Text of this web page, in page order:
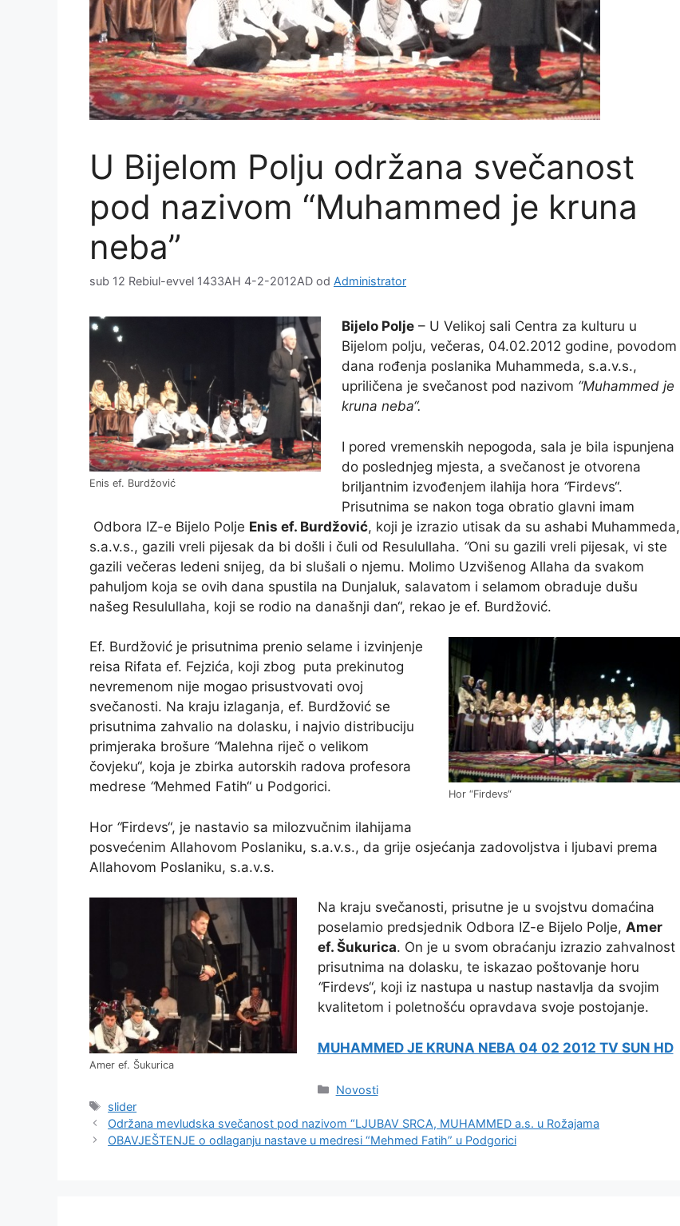
U Bijelom Polju održana svečanost
pod nazivom “Muhammed je kruna
neba”
sub 12 Rebiul-evvel 1433AH 4-2-2012AD od Administrator
Enis ef. Burdžović
Bijelo Polje– U Velikoj sali Centra za kulturu u
Bijelom polju, večeras, 04.02.2012 godine, povodom
dana rođenja poslanika Muhammeda, s.a.v.s.,
upriličena je svečanost pod nazivom “Muhammed je
kruna neba“.
I pored vremenskih nepogoda, sala je bila ispunjena
do poslednjeg mjesta, a svečanost je otvorena
briljantnim izvođenjem ilahija hora “Firdevs“.
Prisutnima se nakon toga obratio glavni imam
Odbora IZ-e Bijelo Polje Enis ef. Burdžović, koji je izrazio utisak da su ashabi Muhammeda,
s.a.v.s., gazili vreli pijesak da bi došli i čuli od Resulullaha. “Oni su gazili vreli pijesak, vi ste
gazili večeras ledeni snijeg, da bi slušali o njemu. Molimo Uzvišenog Allaha da svakom
pahuljom koja se ovih dana spustila na Dunjaluk, salavatom i selamom obraduje dušu
našeg Resulullaha, koji se rodio na današnji dan“, rekao je ef. Burdžović.
Hor “Firdevs“
Ef. Burdžović je prisutnima prenio selame i izvinjenje
reisa Rifata ef. Fejzića, koji zbog puta prekinutog
nevremenom nije mogao prisustvovati ovoj
svečanosti. Na kraju izlaganja, ef. Burdžović se
prisutnima zahvalio na dolasku, i najvio distribuciju
primjeraka brošure “Malehna riječ o velikom
čovjeku“, koja je zbirka autorskih radova profesora
medrese “Mehmed Fatih“ u Podgorici.
Hor “Firdevs“, je nastavio sa milozvučnim ilahijama
posvećenim Allahovom Poslaniku, s.a.v.s., da grije osjećanja zadovoljstva i ljubavi prema
Allahovom Poslaniku, s.a.v.s.
Amer ef. Šukurica
Na kraju svečanosti, prisutne je u svojstvu domaćina
poselamio predsjednik Odbora IZ-e Bijelo Polje, Amer
ef. Šukurica. On je u svom obraćanju izrazio zahvalnost
prisutnima na dolasku, te iskazao poštovanje horu
“Firdevs“, koji iz nastupa u nastup nastavlja da svojim
kvalitetom i poletnošću opravdava svoje postojanje.
MUHAMMED JE KRUNA NEBA 04 02 2012 TV SUN HD
Kategorije
Novosti
Oznake
slider
Održana mevludska svečanost pod nazivom “LJUBAV SRCA, MUHAMMED a.s. u Rožajama
OBAVJEŠTENJE o odlaganju nastave u medresi “Mehmed Fatih” u Podgorici